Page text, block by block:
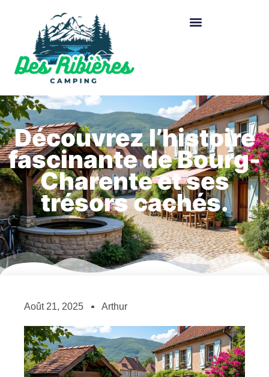
Découvrez l’histoire
fascinante de Bourg-
Charente et ses
trésors cachés.
Août 21, 2025 Arthur